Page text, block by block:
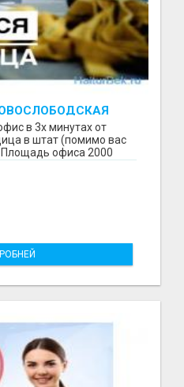
в 3х минутах от
в штат (помимо вас
офиса 2000